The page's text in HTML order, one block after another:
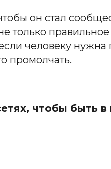
он стал
только
человеку
промолчать.
чтобы быть в